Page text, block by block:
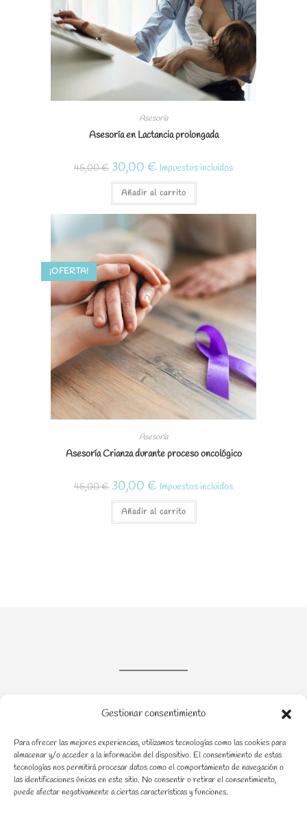
Gestionar consentimiento
Para ofrecer las mejores experiencias, utilizamos tecnologías como las cookies para
almacenar y/o acceder a la información del dispositivo. El consentimiento de estas
tecnologías nos permitirá procesar datos como el comportamiento de navegación o
las identificaciones únicas en este sitio. No consentir o retirar el consentimiento,
puede afectar negativamente a ciertas características y funciones.
Asesoría
Asesoría en Lactancia prolongada
45,00€ El
precio
original
era:
45,00 €.
30,00 € El
precio
actual
es:
30,00 €.
Impuestos incluidos
Añadir al carrito
¡OFERTA!
Asesoría
Asesoría Crianza durante proceso oncológico
45,00€ El
precio
original
era:
45,00 €.
30,00 € El
precio
actual
es:
30,00 €.
Impuestos incluidos
Añadir al carrito
Acompañamiento en crianza en procesos de enfermedad